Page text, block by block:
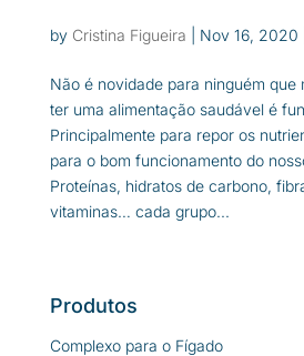
by Cristina Figueira Nov 16, 2020
Não é novidade para ninguém que
ter uma alimentação saudável é
Principalmente para repor os
para o bom funcionamento do
Proteínas, hidratos de carbono,
vitaminas… cada grupo...
Produtos
Complexo para o Fígado